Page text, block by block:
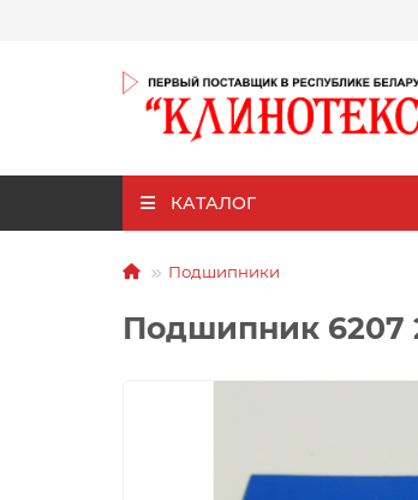
КАТАЛОГ
Подшипники
Подшипник 6207